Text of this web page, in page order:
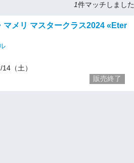
1件マッチしました
マメリ マスタークラス2024 «Eter
（土）
販売終了